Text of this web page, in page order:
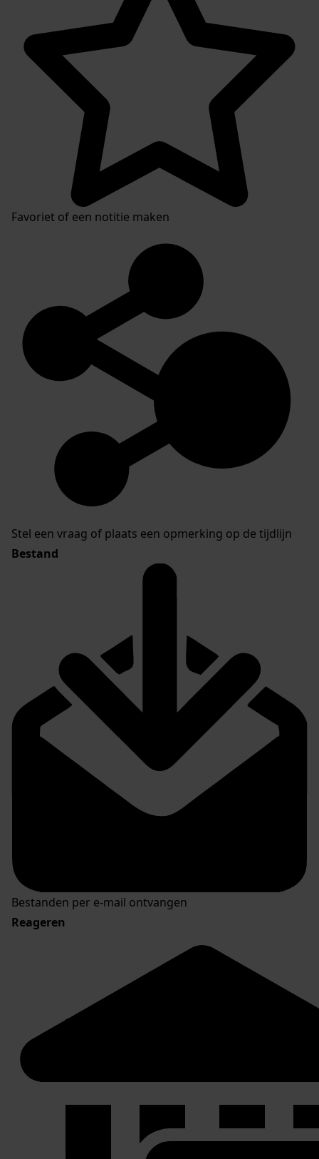
Favoriet of een notitie maken
Stel een vraag of plaats een opmerking op de tijdlijn
Bestand
Bestanden per e-mail ontvangen
Reageren